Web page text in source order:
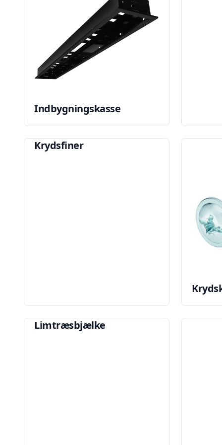
Indbygningskasse
Krydsfiner
Limtræsbjælke